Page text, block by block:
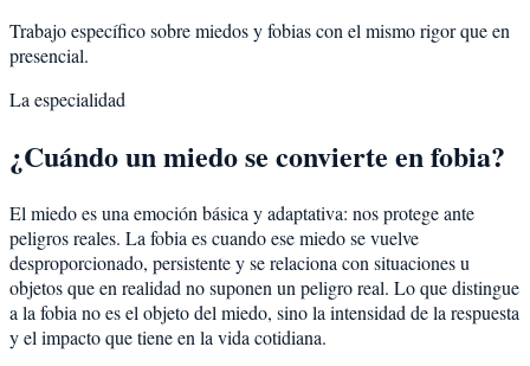
Trabajo específico sobre miedos y fobias con el mismo rigor que en
presencial.
La especialidad
¿Cuándo un miedo se convierte en fobia?
El miedo es una emoción básica y adaptativa: nos protege ante
peligros reales. La fobia es cuando ese miedo se vuelve
desproporcionado, persistente y se relaciona con situaciones u
objetos que en realidad no suponen un peligro real. Lo que distingue
a la fobia no es el objeto del miedo, sino la intensidad de la respuesta
y el impacto que tiene en la vida cotidiana.